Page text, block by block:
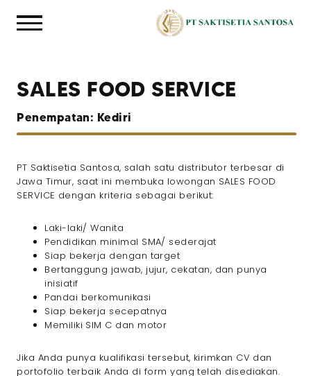
SALES FOOD SERVICE
Penempatan: Kediri
PT Saktisetia Santosa, salah satu distributor terbesar di
Jawa Timur, saat ini membuka lowongan SALES FOOD
SERVICE dengan kriteria sebagai berikut:
Laki-laki/ Wanita
Pendidikan minimal SMA/ sederajat
Siap bekerja dengan target
Bertanggung jawab, jujur, cekatan, dan punya
inisiatif
Pandai berkomunikasi
Siap bekerja secepatnya
Memiliki SIM C dan motor
Jika Anda punya kualifikasi tersebut, kirimkan CV dan
portofolio terbaik Anda di form yang telah disediakan.